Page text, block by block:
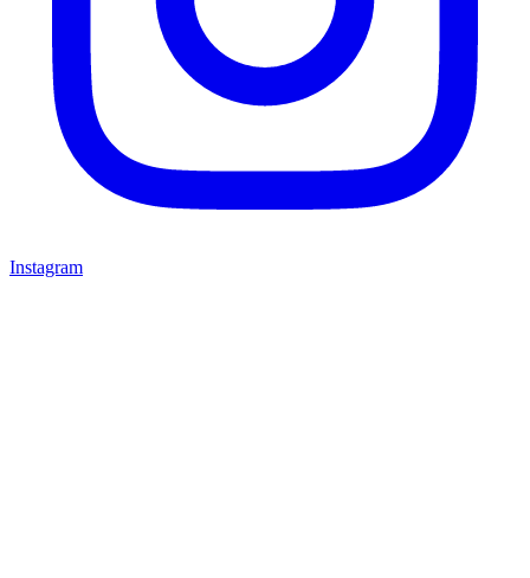
Instagram